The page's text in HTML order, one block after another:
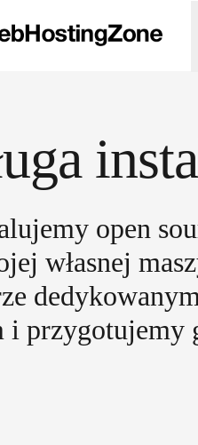
open
własnej
i przygotujemy